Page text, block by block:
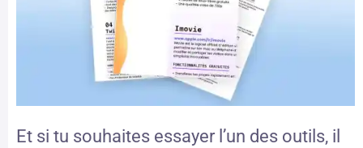
Et si tu souhaites essayer l’un des outils, il